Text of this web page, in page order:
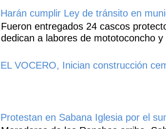
Harán cumplir Ley de tránsito en
Fueron entregados 24 cascos
dedican a labores de mototoconcho
EL VOCERO, Inician construcción
Protestan en Sabana Iglesia por el